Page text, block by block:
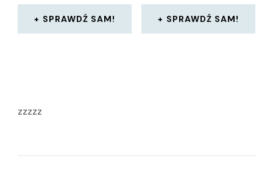
SPRAWDŹ SAM! SPRAWDŹ SAM!
zzzzz